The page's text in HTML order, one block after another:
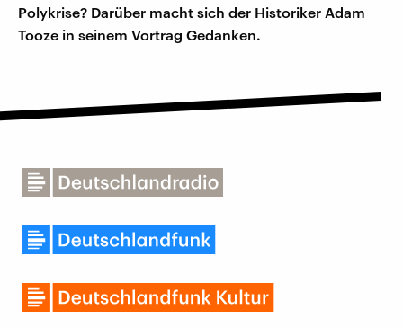
Polykrise? Darüber macht sich der Historiker Adam
Tooze in seinem Vortrag Gedanken.